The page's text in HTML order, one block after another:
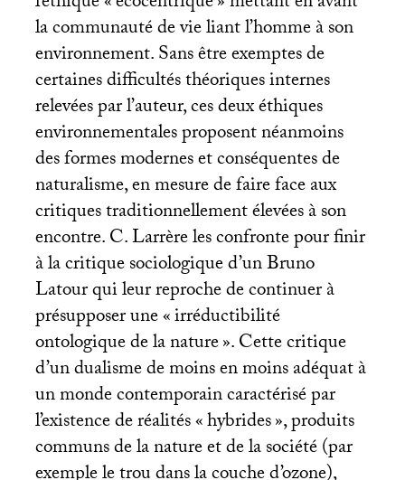
la communauté de vie liant l’homme à son
environnement. Sans être exemptes de
certaines difficultés théoriques internes
relevées par l’auteur, ces deux éthiques
environnementales proposent néanmoins
des formes modernes et conséquentes de
naturalisme, en mesure de faire face aux
critiques traditionnellement élevées à son
encontre. C. Larrère les confronte pour finir
à la critique sociologique d’un Bruno
Latour qui leur reproche de continuer à
présupposer une «irréductibilité
ontologique de la nature». Cette critique
d’un dualisme de moins en moins adéquat à
un monde contemporain caractérisé par
l’existence de réalités «hybrides», produits
communs de la nature et de la société (par